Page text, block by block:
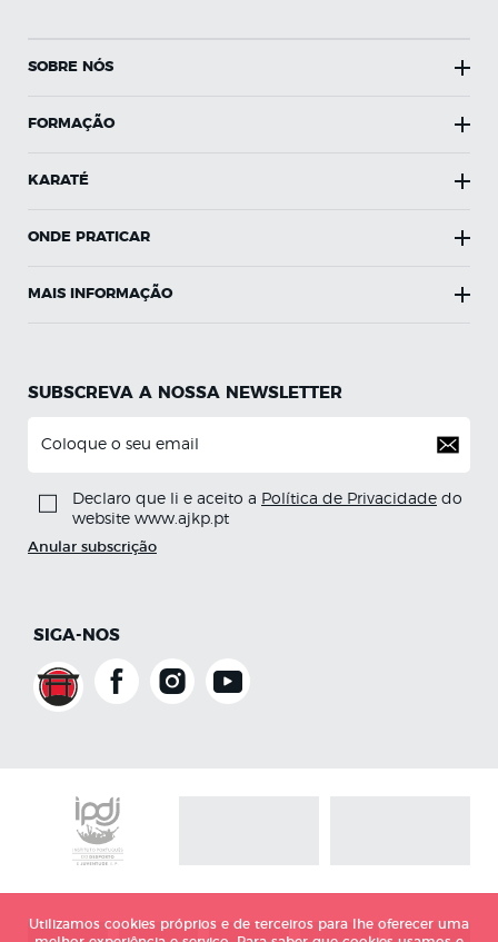
SOBRE NÓS
FORMAÇÃO
KARATÉ
ONDE PRATICAR
MAIS INFORMAÇÃO
SUBSCREVA A NOSSA NEWSLETTER
Declaro que li e aceito a Política de Privacidade do
website www.ajkp.pt
Anular subscrição
SIGA-NOS
Utilizamos cookies próprios e de terceiros para lhe oferecer uma